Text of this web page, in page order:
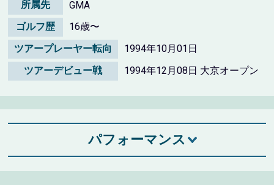
所属先
GMA
ゴルフ歴
16歳〜
ツアープレーヤー転向
1994年10月01日
ツアーデビュー戦
1994年12月08日 大京オープン
パフォーマンス